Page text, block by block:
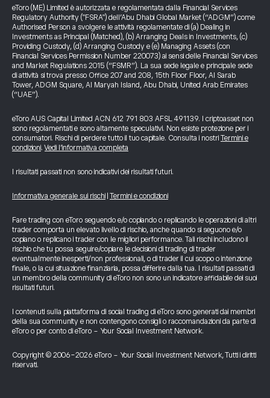
eToro (ME) Limited è autorizzata e regolamentata dalla Financial Services
Regulatory Authority ("FSRA") dell’Abu Dhabi Global Market (“ADGM”) come
Authorised Person a svolgere le attività regolamentate di (a) Dealing in
Investments as Principal (Matched), (b) Arranging Deals in Investments, (c)
Providing Custody, (d) Arranging Custody e (e) Managing Assets (con
Financial Services Permission Number 220073) ai sensi delle Financial Services
and Market Regulations 2015 (“FSMR”). La sua sede legale e principale sede
di attività si trova presso Office 207 and 208, 15th Floor Floor, Al Sarab
Tower, ADGM Square, Al Maryah Island, Abu Dhabi, United Arab Emirates
(“UAE”).
eToro AUS Capital Limited ACN 612 791 803 AFSL 491139. I criptoasset non
sono regolamentati e sono altamente speculativi. Non esiste protezione per i
consumatori. Rischi di perdere tutto il tuo capitale. Consulta i nostri Termini e
condizioni.Vedi l’informativa completa
I risultati passati non sono indicativi dei risultati futuri.
Informativa generale sui rischi Termini e condizioni
Fare trading con eToro seguendo e/o copiando o replicando le operazioni di altri
trader comporta un elevato livello di rischio, anche quando si seguono e/o
copiano o replicano i trader con le migliori performance. Tali rischi includono il
rischio che tu possa seguire/copiare le decisioni di trading di trader
eventualmente inesperti/non professionali, o di trader il cui scopo o intenzione
finale, o la cui situazione finanziaria, possa differire dalla tua. I risultati passati di
un membro della community di eToro non sono un indicatore affidabile dei suoi
risultati futuri.
I contenuti sulla piattaforma di social trading di eToro sono generati dai membri
della sua community e non contengono consigli o raccomandazioni da parte di
eToro o per conto di eToro - Your Social Investment Network.
Copyright © 2006-2026 eToro - Your Social Investment Network, Tutti i diritti
riservati.